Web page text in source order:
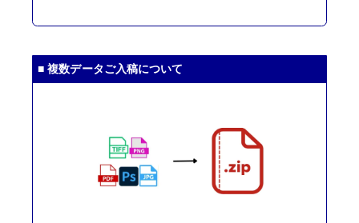
■ 複数データご入稿について